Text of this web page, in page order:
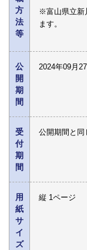
方
法
等
※富山県立新
ます。
公
開
期
間
2024年09月
受
付
期
間
公開期間と同
用
紙
サ
イ
ズ
縦 1ページ